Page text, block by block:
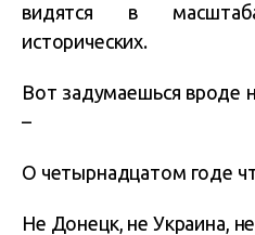
видятся в
исторических.
Вот задумаешься вроде
–
О четырнадцатом годе
Не Донецк, не Украина,